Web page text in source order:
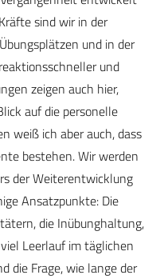
sind wir in der
und in der
und
zeigen auch hier,
auf die personelle
weiß ich aber auch, dass
bestehen. Wir werden
der Weiterentwicklung
Ansatzpunkte: Die
die Inübunghaltung,
Leerlauf im täglichen
die Frage, wie lange der